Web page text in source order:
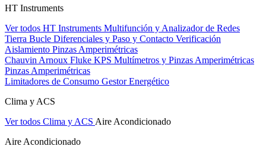
HT Instruments
Ver todos HT Instruments Multifunción y Analizador de Redes
Tierra Bucle Diferenciales y Paso y Contacto Verificación
Aislamiento Pinzas Amperimétricas
Chauvin Arnoux Fluke KPS Multímetros y Pinzas Amperimétricas
Pinzas Amperimétricas
Limitadores de Consumo Gestor Energético
Clima y ACS
Ver todos Clima y ACS Aire Acondicionado
Aire Acondicionado